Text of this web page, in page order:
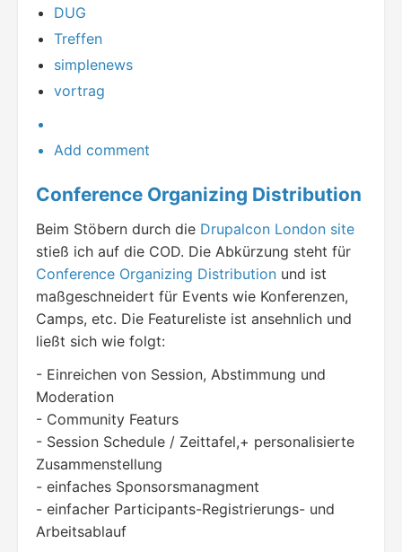
DUG
Treffen
simplenews
vortrag
Add comment
Conference Organizing Distribution
Beim Stöbern durch die Drupalcon London site
stieß ich auf die COD. Die Abkürzung steht für
Conference Organizing Distribution und ist
maßgeschneidert für Events wie Konferenzen,
Camps, etc. Die Featureliste ist ansehnlich und
ließt sich wie folgt:
- Einreichen von Session, Abstimmung und
Moderation
- Community Featurs
- Session Schedule / Zeittafel,+ personalisierte
Zusammenstellung
- einfaches Sponsorsmanagment
- einfacher Participants-Registrierungs- und
Arbeitsablauf